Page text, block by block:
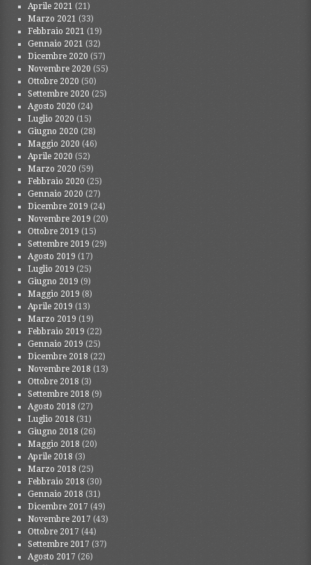
Aprile 2021 (21)
Marzo 2021 (33)
Febbraio 2021 (19)
Gennaio 2021 (32)
Dicembre 2020 (57)
Novembre 2020 (55)
Ottobre 2020 (50)
Settembre 2020 (25)
Agosto 2020 (24)
Luglio 2020 (15)
Giugno 2020 (28)
Maggio 2020 (46)
Aprile 2020 (52)
Marzo 2020 (59)
Febbraio 2020 (25)
Gennaio 2020 (27)
Dicembre 2019 (24)
Novembre 2019 (20)
Ottobre 2019 (15)
Settembre 2019 (29)
Agosto 2019 (17)
Luglio 2019 (25)
Giugno 2019 (9)
Maggio 2019 (8)
Aprile 2019 (13)
Marzo 2019 (19)
Febbraio 2019 (22)
Gennaio 2019 (25)
Dicembre 2018 (22)
Novembre 2018 (13)
Ottobre 2018 (3)
Settembre 2018 (9)
Agosto 2018 (27)
Luglio 2018 (31)
Giugno 2018 (26)
Maggio 2018 (20)
Aprile 2018 (3)
Marzo 2018 (25)
Febbraio 2018 (30)
Gennaio 2018 (31)
Dicembre 2017 (49)
Novembre 2017 (43)
Ottobre 2017 (44)
Settembre 2017 (37)
Agosto 2017 (26)